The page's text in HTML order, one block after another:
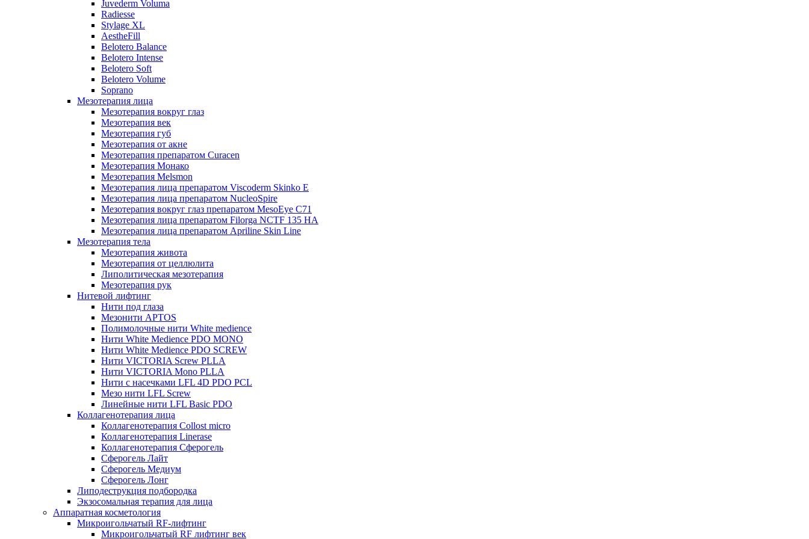
Juvederm Voluma
Radiesse
Stylage XL
AestheFill
Belotero Balance
Belotero Intense
Belotero Soft
Belotero Volume
Soprano
Мезотерапия лица
Мезотерапия вокруг глаз
Мезотерапия век
Мезотерапия губ
Мезотерапия от акне
Мезотерапия препаратом Curacen
Мезотерапия Монако
Мезотерапия Melsmon
Мезотерапия лица препаратом Viscoderm Skinko E
Мезотерапия лица препаратом NucleoSpire
Мезотерапия вокруг глаз препаратом MesoEye С71
Мезотерапия лица препаратом Filorga NCTF 135 HA
Мезотерапия лица препаратом Apriline Skin Line
Мезотерапия тела
Мезотерапия живота
Мезотерапия от целлюлита
Липолитическая мезотерапия
Мезотерапия рук
Нитевой лифтинг
Нити под глаза
Мезонити APTOS
Полимолочные нити White medience
Нити White Medience PDO MONO
Нити White Medience PDO SCREW
Нити VICTORIA Screw PLLA
Нити VICTORIA Mono PLLA
Нити с насечками LFL 4D PDO PCL
Мезо нити LFL Screw
Линейные нити LFL Basic PDO
Коллагенотерапия лица
Коллагенотерапия Collost micro
Коллагенотерапия Linerase
Коллагенотерапия Сферогель
Сферогель Лайт
Сферогель Медиум
Сферогель Лонг
Липодеструкция подбородка
Экзосомальная терапия для лица
Аппаратная косметология
Микроигольчатый RF-лифтинг
Микроигольчатый RF лифтинг век